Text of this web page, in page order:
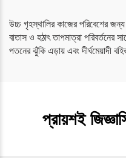
উচ্চ গৃহস্থালির কাজের পরিবেশের জন্য
বাতাস ও হঠাৎ তাপমাত্রা
পতনের ঝুঁকি এড়ায় এবং দীর্ঘমেয়াদী
প্রায়শই